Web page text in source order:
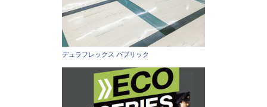
デュラフレックス パブリック